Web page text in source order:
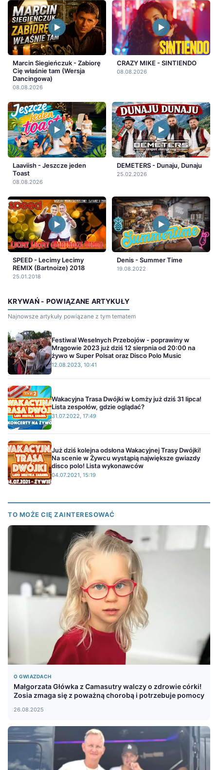
Marcin Siegieńczuk - Zabiorę
Cię właśnie tam (Wersja
Dancingowa)
08.08.2026
CRAZY MIKE - SINTIENDO
08.08.2026
Laaviish - Jeszcze jeden
Toast
08.08.2026
DEMETERS - Dunaju, Dunaju
25.02.2026
SPEED - Lecimy Lecimy
REMIX (Bartnoize) 2018
25.01.2018
Denis - Summer Time
19.08.2022
KRYWAŃ - POWIĄZANE ARTYKUŁY
Najnowsze artykuły powiązane z tym tematem
Festiwal Weselnych Przebojów - poprawiny w
Mrągowie 2023 już dziś 12 sierpnia od 20:00 na
żywo w Super Polsat oraz Disco Polo Music
12.08.2023, 10:41
Wakacyjna Trasa Dwójki w Łomży już dziś 31 lipca!
Lista zespołów, gdzie oglądać?
31.07.2022, 17:49
Już dziś kolejna odsłona Wakacyjnej Trasy Dwójki!
Na scenie w Żywcu wystąpią największe gwiazdy
disco polo! Lista wykonawców
04.07.2021, 15:19
TO MOŻE CIĘ ZAINTERESOWAĆ
O GWIAZDACH
Małgorzata Główka z Camasutry walczy o zdrowie córki!
Zosia zmaga się z poważną chorobą i potrzebuje pomocy
26.08.2025